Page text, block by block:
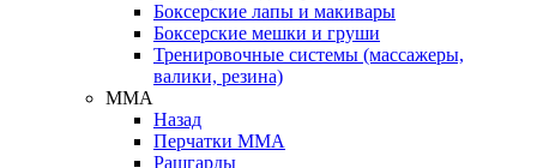
Боксерские лапы и макивары
Боксерские мешки и груши
Тренировочные системы (массажеры,
валики, резина)
ММА
Назад
Перчатки ММА
Рашгарды